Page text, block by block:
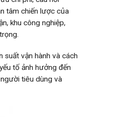
tâm chiến lược của
khu công nghiệp,
suất vận hành và cách
tố ảnh hưởng đến
tiêu dùng và